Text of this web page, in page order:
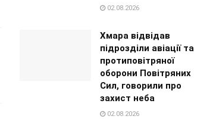
02.08.2026
Хмара відвідав
підрозділи авіації та
протиповітряної
оборони Повітряних
Сил, говорили про
захист неба
02.08.2026